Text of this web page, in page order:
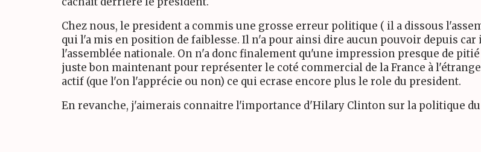
Chez nous, le president a commis une grosse erreur politique ( il a dissous
qui l'a mis en position de faiblesse. Il n'a pour ainsi dire aucun pouvoir depuis
l'assemblée nationale. On n'a donc finalement qu'une impression presque de
juste bon maintenant pour représenter le coté commercial de la France à
actif (que l'on l'apprécie ou non) ce qui ecrase encore plus le role du president.
En revanche, j'aimerais connaitre l'importance d'Hilary Clinton sur la politique